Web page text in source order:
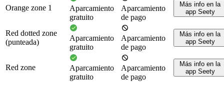
Orange zone 1
Aparcamiento
gratuito
Aparcamiento
de pago
Más info en la
app Seety
Red dotted zone
(punteada)
Aparcamiento
gratuito
Aparcamiento
de pago
Más info en la
app Seety
Red zone
Aparcamiento
gratuito
Aparcamiento
de pago
Más info en la
app Seety